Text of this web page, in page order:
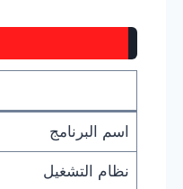
اسم البرنامج
نظام التشغيل